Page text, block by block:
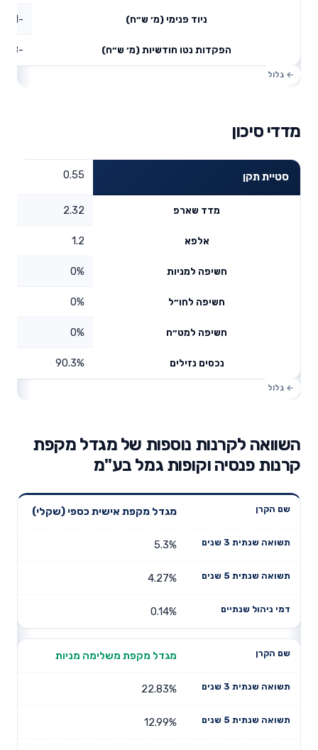
ניוד פנימי (מ׳ ש״ח) -25.01
הפקדות נטו חודשיות (מ׳ ש״ח) -24.8
מדדי סיכון
סטיית תקן 0.55
מדד שארפ 2.32
אלפא 1.2
חשיפה למניות 0%
חשיפה לחו״ל 0%
חשיפה למט״ח 0%
נכסים נזילים 90.3%
השוואה לקרנות נוספות של מגדל מקפת
קרנות פנסיה וקופות גמל בע"מ
שנים
תשואה
דמי ניהול
מגדל מקפת אישית כספי (שקלי)
5.3%
4.27%
0.14%
מגדל מקפת משלימה מניות
22.83%
12.99%